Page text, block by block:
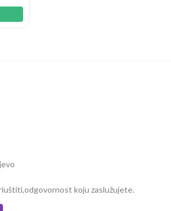
odgovornost koju zaslužujete.